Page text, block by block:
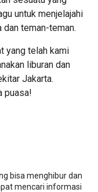
untuk menjelajahi
teman-teman.
yang telah kami
liburan dan
Jakarta.
puasa!
bisa menghibur dan
mencari informasi